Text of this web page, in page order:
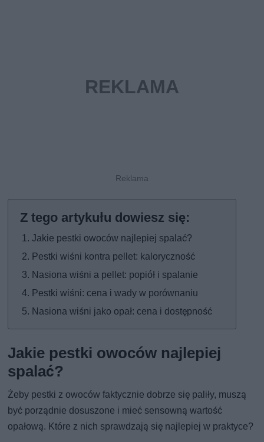
Jakie pestki owoców najlepiej spalać?
Pestki wiśni kontra pellet: kaloryczność
Nasiona wiśni a pellet: popiół i spalanie
Pestki wiśni: cena i wady w porównaniu
Nasiona wiśni jako opał: cena i dostępność
Jakie pestki owoców najlepiej
spalać?
Żeby pestki z owoców faktycznie dobrze się paliły, muszą
być porządnie dosuszone i mieć sensowną wartość
opałową. Które z nich sprawdzają się najlepiej w praktyce?